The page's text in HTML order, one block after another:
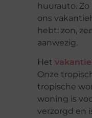
huurauto.
ons
hebt: zon,
aanwezig.
Het
Onze
tropische
woning is
verzorgd en